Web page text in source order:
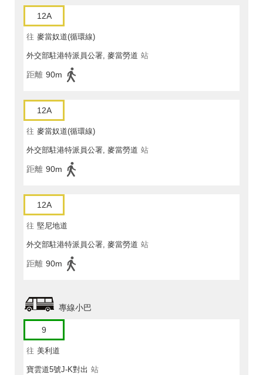
12A
往 麥當奴道(循環線)
外交部駐港特派員公署, 麥當勞道 站
距離 90m
12A
往 麥當奴道(循環線)
外交部駐港特派員公署, 麥當勞道 站
距離 90m
12A
往 堅尼地道
外交部駐港特派員公署, 麥當勞道 站
距離 90m
專線小巴
9
往 美利道
寶雲道5號J-K對出 站